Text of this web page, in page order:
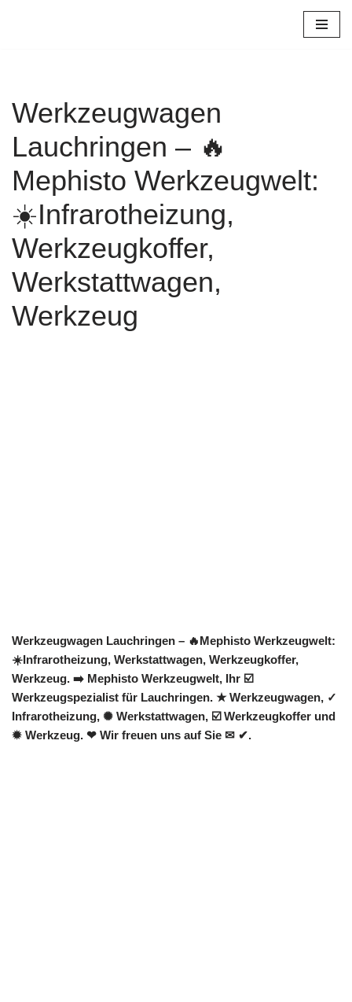
Werkzeugwagen
Lauchringen – 🔥
Mephisto Werkzeugwelt:
☀️Infrarotheizung,
Werkzeugkoffer,
Werkstattwagen,
Werkzeug
Werkzeugwagen Lauchringen – 🔥Mephisto Werkzeugwelt:
☀️Infrarotheizung, Werkstattwagen, Werkzeugkoffer,
Werkzeug. ➡️ Mephisto Werkzeugwelt, Ihr ☑️
Werkzeugspezialist für Lauchringen. ★ Werkzeugwagen, ✓
Infrarotheizung, ✺ Werkstattwagen, ☑️ Werkzeugkoffer und
✹ Werkzeug. ❤ Wir freuen uns auf Sie ✉ ✔.